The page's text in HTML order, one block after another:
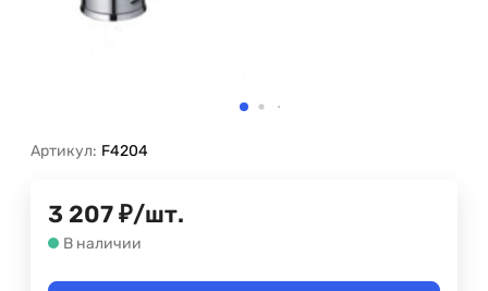
Артикул: F4204
3 207 ₽/шт.
В наличии